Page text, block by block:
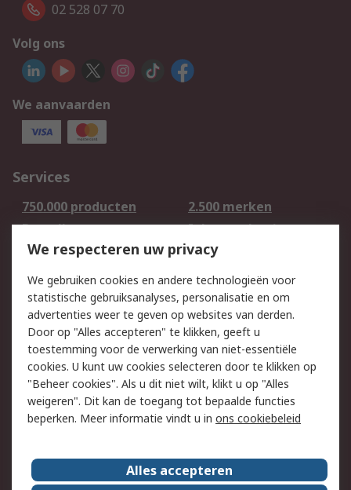
02 528 07 70
Volg ons
We aanvaarden
Services
750.000 producten
2.500 merken
Bestellen
Inkoopoplossingen
Retouren
Technisch advies
Track & Trace
Wettelijk
Cookiebeleid
Email veiligheid
Privacybeleid -
Bijgewerkt
Websitevoorwaarden
Algemene
verkoopvoorwaarden
Over RS
We respecteren uw privacy
We gebruiken cookies en andere technologieën voor
statistische gebruiksanalyses, personalisatie en om
advertenties weer te geven op websites van derden.
Door op "Alles accepteren" te klikken, geeft u
toestemming voor de verwerking van niet-essentiële
cookies. U kunt uw cookies selecteren door te klikken op
"Beheer cookies". Als u dit niet wilt, klikt u op "Alles
weigeren". Dit kan de toegang tot bepaalde functies
beperken. Meer informatie vindt u in ons cookiebeleid
Alles accepteren